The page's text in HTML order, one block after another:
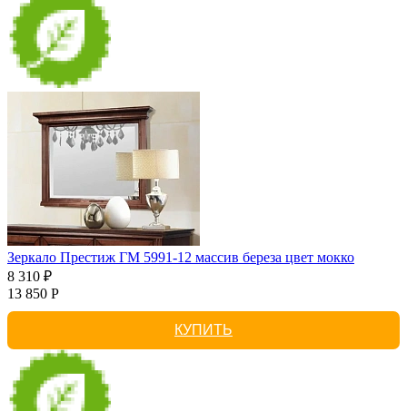
Зеркало Престиж ГМ 5991-12 массив береза цвет мокко
8 310 ₽
13 850 Р
КУПИТЬ